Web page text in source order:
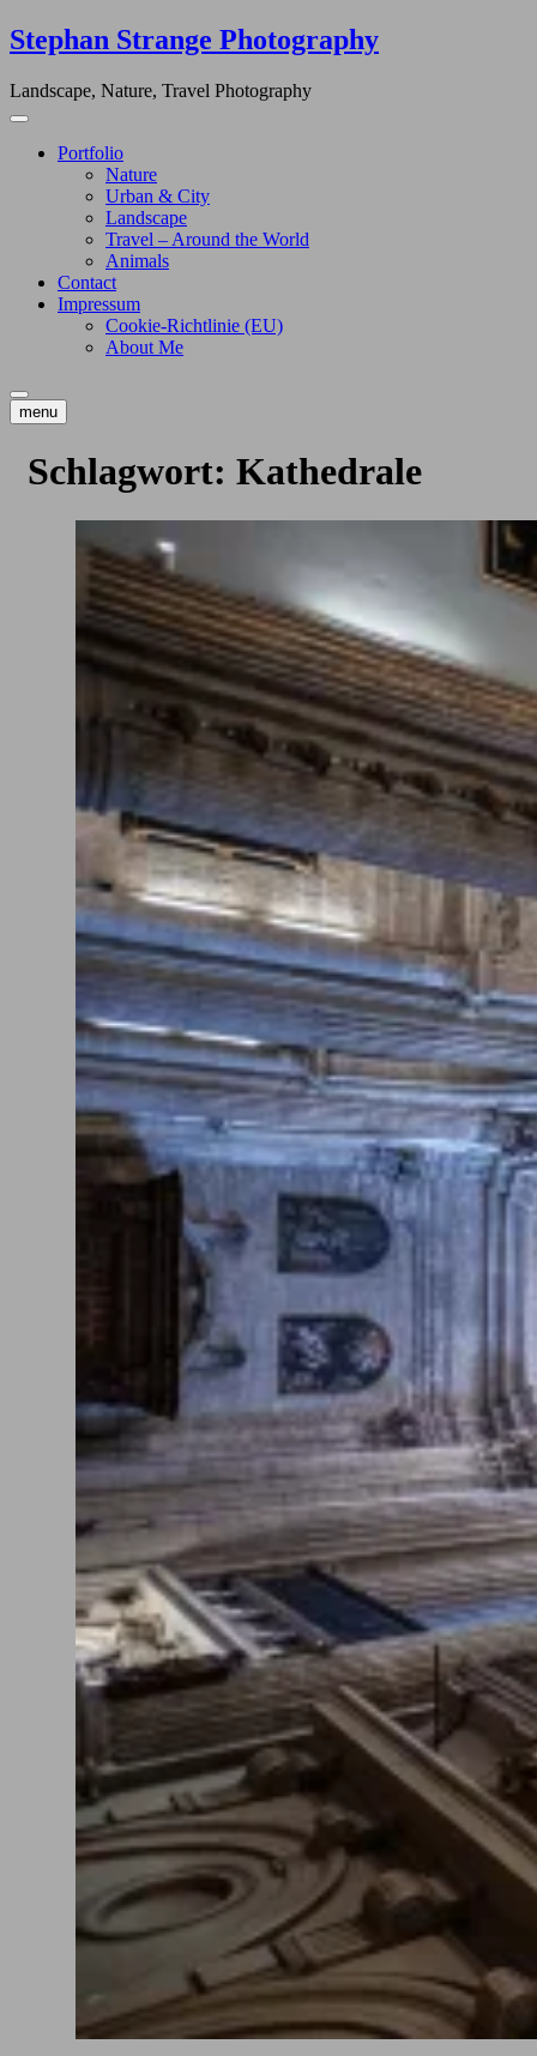
Skip
to
Stephan Strange Photography
Landscape, Nature, Travel Photography
Portfolio
Nature
Urban & City
Landscape
Travel – Around the World
Animals
Contact
Impressum
Cookie-Richtlinie (EU)
About Me
menu
Schlagwort: Kathedrale